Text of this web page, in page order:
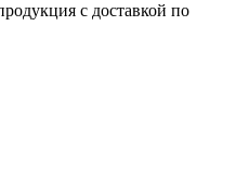
с доставкой по